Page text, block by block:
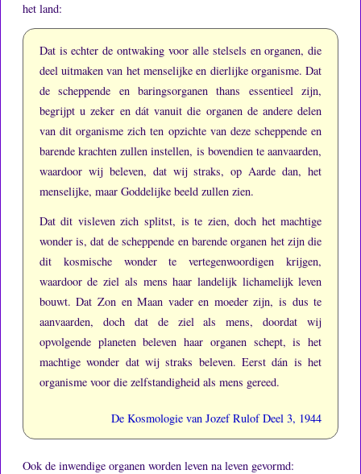
het land:
Dat is echter de ontwaking voor alle stelsels en organen, die
deel uitmaken van het menselijke en dierlijke organisme.Dat
de scheppende en baringsorganen thans essentieel zijn,
begrijpt u zeker en dát vanuit die organen de andere delen
van dit organisme zich ten opzichte van deze scheppende en
barende krachten zullen instellen, is bovendien te aanvaarden,
waardoor wij beleven, dat wij straks, op Aarde dan, het
menselijke, maar Goddelijke beeld zullen zien.
Dat dit visleven zich splitst, is te zien, doch het machtige
wonder is, dat de scheppende en barende organen het zijn die
dit kosmische wonder te vertegenwoordigen krijgen,
waardoor de ziel als mens haar landelijk lichamelijk leven
bouwt.Dat Zon en Maan vader en moeder zijn, is dus te
aanvaarden, doch dat de ziel als mens, doordat wij
opvolgende planeten beleven haar organen schept, is het
machtige wonder dat wij straks beleven.Eerst dán is het
organisme voor die zelfstandigheid als mens gereed.
De Kosmologie van Jozef Rulof Deel 3, 1944
Ook de inwendige organen worden leven na leven gevormd: